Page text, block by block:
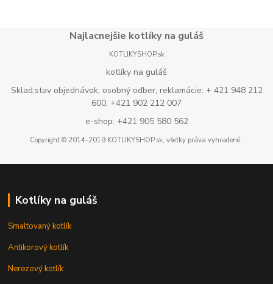
Najlacnejšie kotlíky na guláš
KOTLIKYSHOP.sk
kotlíky na guláš
Sklad,stav objednávok, osobný odber, reklamácie: + 421 948 212
600, +421 902 212 007
e-shop: +421 905 580 562
Copyright © 2014-2019 KOTLIKYSHOP.sk, všetky práva vyhradené..
Kotlíky na guláš
Smaltovaný kotlík
Antikorový kotlík
Nerezový kotlík